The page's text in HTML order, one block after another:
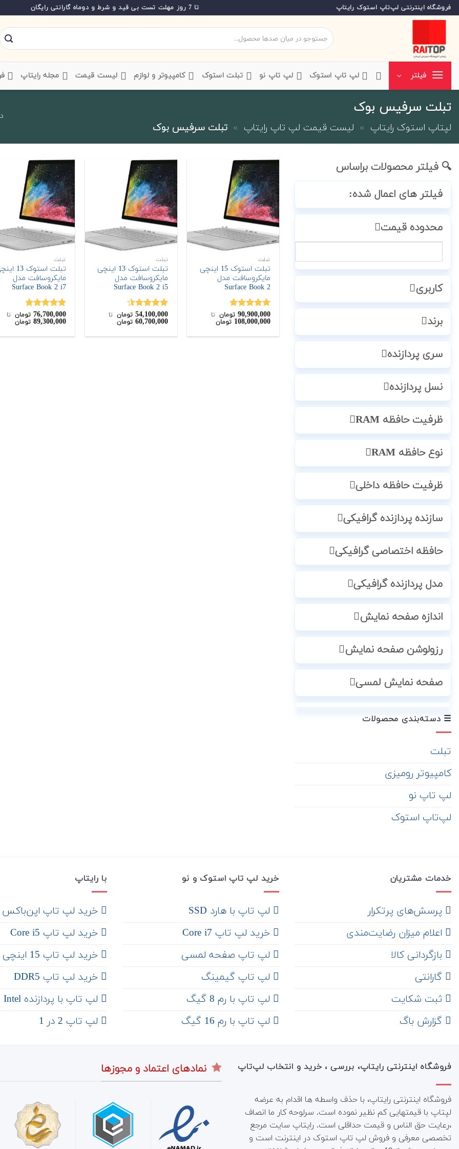
Skip
to
فروشگاه اینترنتی لپ‌تاپ استوک رایتاپ تا 7 روز مهلت تست بی قید و شرط و دوماه گارانتی رایگان
جستجو
برای:
فیلتر ‌لپ تاپ استوک ‌لپ تاپ نو ‌ تبلت استوک ‌ کامپیوتر و لوازم ‌ لیست قیمت ‌ مجله رایتاپ
تبلت سرفیس بوک
لپتاپ استوک رایتاپ » لیست قیمت لپ تاپ رایتاپ » تبلت سرفیس بوک
🔍 فیلتر محصولات براساس
فیلتر های اعمال شده:
محدوده قیمت
کاربری
برند
سری پردازنده
نسل پردازنده
ظرفیت حافظه RAM
نوع حافظه RAM
ظرفیت حافظه داخلی
سازنده پردازنده گرافیکی
حافظه اختصاصی گرافیکی
مدل پردازنده گرافیکی
اندازه صفحه نمایش
رزولوشن صفحه نمایش
صفحه نمایش لمسی
☰ دسته‌بندی محصولات
تبلت
کامپیوتر رومیزی
لپ تاپ نو
لپ‌تاپ استوک
تبلت
تبلت استوک 15 اینچی
مایکروسافت مدل
Surface Book 2
نمره4.75
از 5
90,900,000 تومان ‌ تا ‌
108,000,000 تومان
تبلت
تبلت استوک 13 اینچی
مایکروسافت مدل
Surface Book 2 i5
نمره4.50
از 5
54,100,000 تومان‌ تا ‌
60,700,000 تومان
تبلت
تبلت استوک
مایکروسافت مدل
Surface Book 2 i7
نمره4.75
از 5
76,700,000 تومان ‌ تا ‌
89,300,000 تومان
خدمات مشتریان
‌ پرسش‌های پرتکرار
اعلام میزان رضایت‌مندی
‌ بازگردانی کالا
گارانتی
ثبت شکایت
‌ گزارش باگ
خرید لپ تاپ استوک و نو
لپ تاپ با هارد SSD
خرید لپ تاپ Core i7
لپ تاپ صفحه لمسی
لپ تاپ گیمینگ
لپ تاپ با رم 8 گیگ
لپ تاپ با رم 16 گیگ
با رایتاپ
‌ خرید لپ تاپ اپن‌باکس
خرید لپ تاپ Core i5
‌‌ خرید لپ تاپ 15 اینچی
خرید لپ تاپ DDR5
لپ تاپ با پردازنده Intel
لپ تاپ 2 در 1
فروشگاه اینترنتی رایتاپ، بررسی ، خرید و انتخاب لپ‌تاپ
فروشگاه اینترنتی رایتاپ، با حذف واسطه ها اقدام به عرضه
لپتاپ با قیمتهایی کم نظیر نموده است. سرلوحه کار ما انصاف
،رعایت حق الناس و قیمت حداقلی است. رایتاپ سایت مرجع
تخصصی معرفی و فروش لپ تاپ استوک در اینترنت است و
نمادهای اعتماد و مجوزها